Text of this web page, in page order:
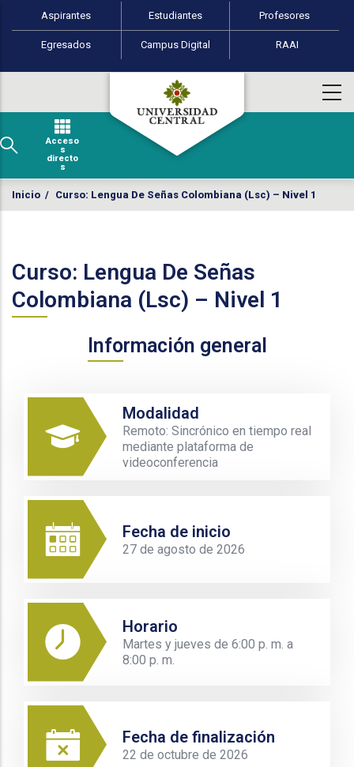
Pasar al contenido principal
Perfiles de usuario
Aspirantes Estudiantes Profesores
Egresados Campus Digital RAAI
Acceso
s
directo
s
Inicio / Curso: Lengua De Señas Colombiana (Lsc) – Nivel 1
Curso: Lengua De Señas
Colombiana (Lsc) – Nivel 1
Información general
Modalidad
Remoto: Sincrónico en tiempo real
mediante plataforma de
videoconferencia
Fecha de inicio
27 de agosto de 2026
Horario
Martes y jueves de 6:00 p. m. a
8:00 p. m.
Fecha de finalización
22 de octubre de 2026